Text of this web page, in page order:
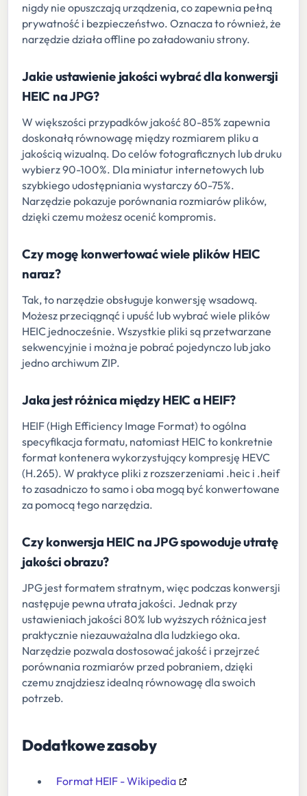
nigdy nie opuszczają urządzenia, co zapewnia pełną
prywatność i bezpieczeństwo. Oznacza to również, że
narzędzie działa offline po załadowaniu strony.
Jakie ustawienie jakości wybrać dla konwersji
HEIC na JPG?
W większości przypadków jakość 80-85% zapewnia
doskonałą równowagę między rozmiarem pliku a
jakością wizualną. Do celów fotograficznych lub druku
wybierz 90-100%. Dla miniatur internetowych lub
szybkiego udostępniania wystarczy 60-75%.
Narzędzie pokazuje porównania rozmiarów plików,
dzięki czemu możesz ocenić kompromis.
Czy mogę konwertować wiele plików HEIC
naraz?
Tak, to narzędzie obsługuje konwersję wsadową.
Możesz przeciągnąć i upuść lub wybrać wiele plików
HEIC jednocześnie. Wszystkie pliki są przetwarzane
sekwencyjnie i można je pobrać pojedynczo lub jako
jedno archiwum ZIP.
Jaka jest różnica między HEIC a HEIF?
HEIF (High Efficiency Image Format) to ogólna
specyfikacja formatu, natomiast HEIC to konkretnie
format kontenera wykorzystujący kompresję HEVC
(H.265). W praktyce pliki z rozszerzeniami .heic i .heif
to zasadniczo to samo i oba mogą być konwertowane
za pomocą tego narzędzia.
Czy konwersja HEIC na JPG spowoduje utratę
jakości obrazu?
JPG jest formatem stratnym, więc podczas konwersji
następuje pewna utrata jakości. Jednak przy
ustawieniach jakości 80% lub wyższych różnica jest
praktycznie niezauważalna dla ludzkiego oka.
Narzędzie pozwala dostosować jakość i przejrzeć
porównania rozmiarów przed pobraniem, dzięki
czemu znajdziesz idealną równowagę dla swoich
potrzeb.
Dodatkowe zasoby
Format HEIF - Wikipedia